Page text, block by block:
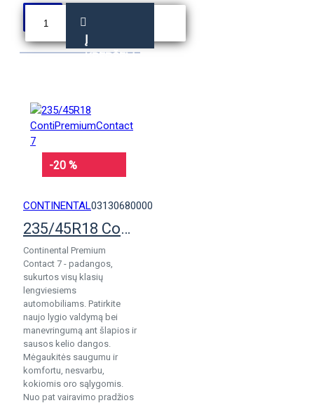
Į
KREPŠELĮ
-20 %
CONTINENTAL03130680000
235/45R18 ContiPremiumContact 7
Continental Premium
Contact 7 - padangos,
sukurtos visų klasių
lengviesiems
automobiliams. Patirkite
naujo lygio valdymą bei
manevringumą ant šlapios ir
sausos kelio dangos.
Mėgaukitės saugumu ir
komfortu, nesvarbu,
kokiomis oro sąlygomis.
Nuo pat vairavimo pradžios